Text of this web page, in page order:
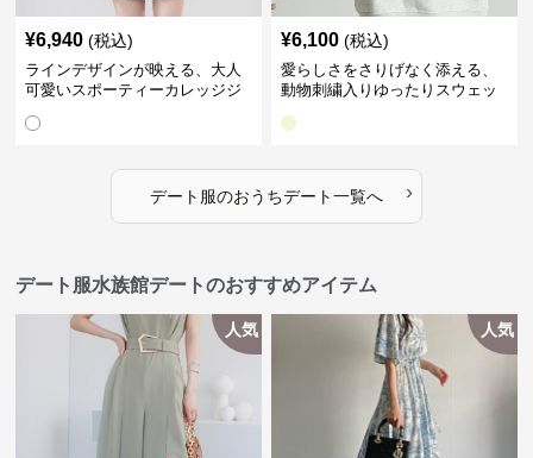
¥6,940 (税込)
ラインデザインが映える、大人
可愛いスポーティーカレッジジ
¥6,100 (税込)
愛らしさをさりげなく添える、
動物刺繍入りゆったりスウェッ
デート服のおうちデート一覧へ ›
デート服水族館デートのおすすめアイテム
人気 人気